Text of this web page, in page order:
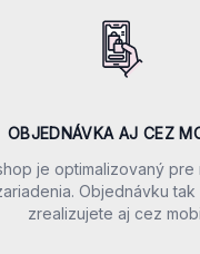
OBJEDNÁVKA AJ CEZ
je optimalizovaný pre
Objednávku
zrealizujete aj cez